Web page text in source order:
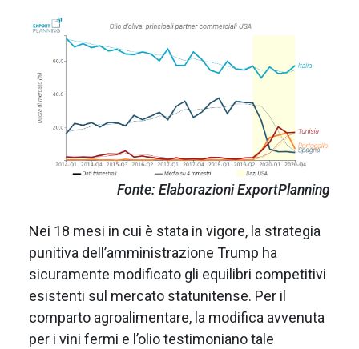
Fonte: Elaborazioni ExportPlanning
Nei 18 mesi in cui è stata in vigore, la strategia
punitiva dell’amministrazione Trump ha
sicuramente modificato gli equilibri competitivi
esistenti sul mercato statunitense. Per il
comparto agroalimentare, la modifica avvenuta
per i vini fermi e l’olio testimoniano tale